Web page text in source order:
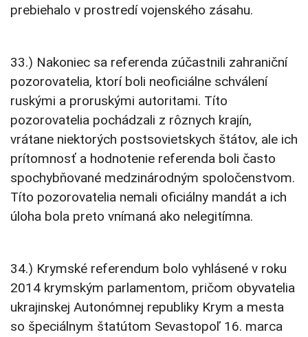
prebiehalo v prostredí vojenského zásahu.
33.) Nakoniec sa referenda zúčastnili zahraniční
pozorovatelia, ktorí boli neoficiálne schválení
ruskými a proruskými autoritami. Títo
pozorovatelia pochádzali z rôznych krajín,
vrátane niektorých postsovietskych štátov, ale ich
prítomnosť a hodnotenie referenda boli často
spochybňované medzinárodným spoločenstvom.
Títo pozorovatelia nemali oficiálny mandát a ich
úloha bola preto vnímaná ako nelegitímna.
34.) Krymské referendum bolo vyhlásené v roku
2014 krymským parlamentom, pričom obyvatelia
ukrajinskej Autonómnej republiky Krym a mesta
so špeciálnym štatútom Sevastopoľ 16. marca